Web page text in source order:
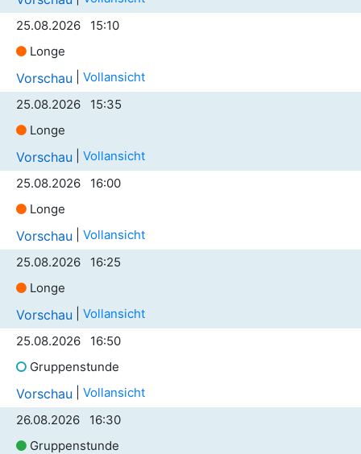
25.08.2026 15:10
Longe
Vorschau
Vollansicht
25.08.2026 15:35
Longe
Vorschau
Vollansicht
25.08.2026 16:00
Longe
Vorschau
Vollansicht
25.08.2026 16:25
Longe
Vorschau
Vollansicht
25.08.2026 16:50
Gruppenstunde
Vorschau
Vollansicht
26.08.2026 16:30
Gruppenstunde